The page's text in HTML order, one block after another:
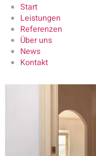
Start
Leistungen
Referenzen
Über uns
News
Kontakt